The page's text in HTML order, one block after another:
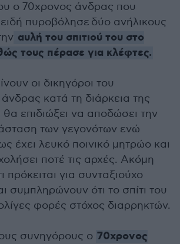
ο 70χρονος άνδρας που
πυροβόλησε δύο ανήλικους
αυλή του σπιτιού του στο
τους πέρασε για κλέφτες.
οι δικηγόροι του
κατά τη διάρκεια της
επιδιώξει να αποδώσει την
των γεγονότων ενώ
έχει λευκό ποινικό μητρώο και
ποτέ τις αρχές. Ακόμη
πρόκειται για συνταξιούχο
συμπληρώνουν ότι το σπίτι του
φορές στόχος διαρρηκτών.
συνηγόρους ο 70χρονος